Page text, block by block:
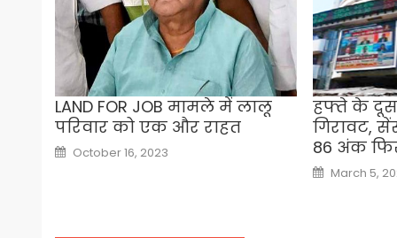
LAND FOR JOB मामले में लालू
परिवार को एक और राहत
Posted
on
October 16, 2023
हफ्ते के
गिरावट,
86 अंक
Posted
on
March 5,